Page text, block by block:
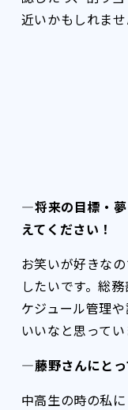
近いかもしれませ
――――将来の目標
えてください！
お笑いが好きな
したいです。総
ケジュール管理
いいなと思ってい
――――藤野さんに
中高生の時の私